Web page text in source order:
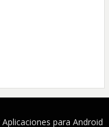
para Android